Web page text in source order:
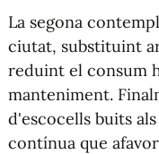
La segona
ciutat, substituint
reduint el consum
manteniment.
d'escocells buits
contínua que